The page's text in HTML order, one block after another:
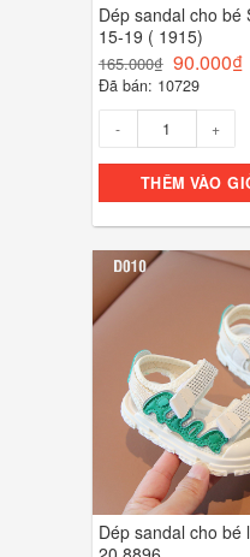
Dép sandal cho bé
15-19 ( 1915)
165.000₫ 90.000₫
Đã bán: 10729
THÊM VÀO
Dép sandal cho bé